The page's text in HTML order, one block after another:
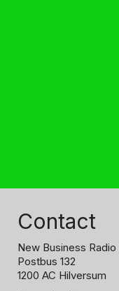
Contact
New Business Radio
Postbus 132
1200 AC Hilversum